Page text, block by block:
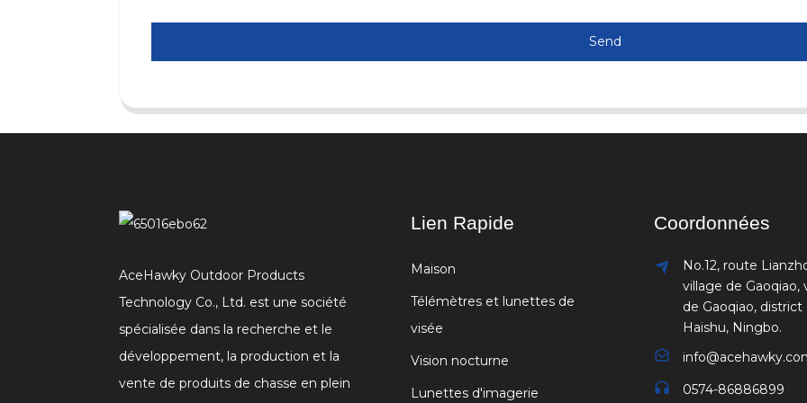
Send
AceHawky Outdoor Products
Technology Co., Ltd. est une société
spécialisée dans la recherche et le
développement, la production et la
vente de produits de chasse en plein
Lien Rapide
Maison
Télémètres et lunettes de
visée
Vision nocturne
Lunettes d'imagerie
Coordonnées
No.12, route
village de Gaoqiao,
de Gaoqiao, district
Haishu, Ningbo.
0574-86886899